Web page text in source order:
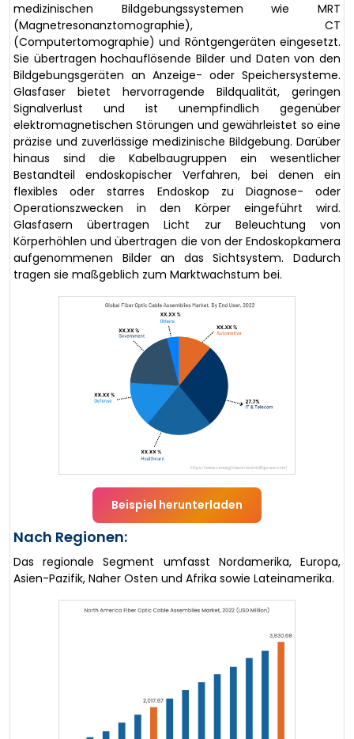
medizinischen Bildgebungssystemen wie MRT
(Magnetresonanztomographie), CT
(Computertomographie) und Röntgengeräten eingesetzt.
Sie übertragen hochauflösende Bilder und Daten von den
Bildgebungsgeräten an Anzeige- oder Speichersysteme.
Glasfaser bietet hervorragende Bildqualität, geringen
Signalverlust und ist unempfindlich gegenüber
elektromagnetischen Störungen und gewährleistet so eine
präzise und zuverlässige medizinische Bildgebung. Darüber
hinaus sind die Kabelbaugruppen ein wesentlicher
Bestandteil endoskopischer Verfahren, bei denen ein
flexibles oder starres Endoskop zu Diagnose- oder
Operationszwecken in den Körper eingeführt wird.
Glasfasern übertragen Licht zur Beleuchtung von
Körperhöhlen und übertragen die von der Endoskopkamera
aufgenommenen Bilder an das Sichtsystem. Dadurch
tragen sie maßgeblich zum Marktwachstum bei.
Beispiel herunterladen
Nach Regionen:
Das regionale Segment umfasst Nordamerika, Europa,
Asien-Pazifik, Naher Osten und Afrika sowie Lateinamerika.